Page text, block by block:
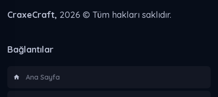
CraxeCraft, 2026 © Tüm hakları saklıdır.
Bağlantılar
Ana Sayfa